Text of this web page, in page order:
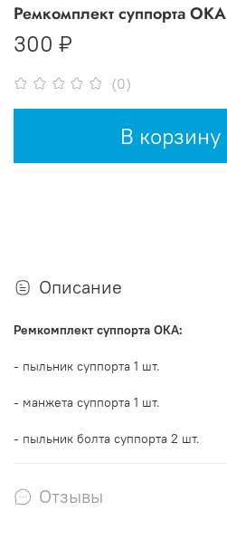
(0)
Ремкомплект суппорта ОКА
300 ₽
В корзину
Описание
Ремкомплект суппорта ОКА:
- пыльник суппорта 1 шт.
- манжета суппорта 1 шт.
- пыльник болта суппорта 2 шт.
Отзывы